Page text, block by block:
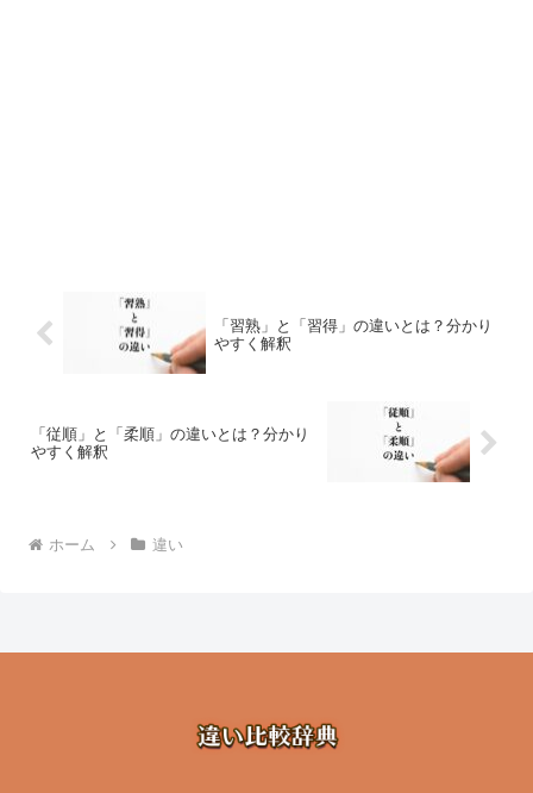
「習熟」と「習得」の違いとは？分かり
やすく解釈
「従順」と「柔順」の違いとは？分かり
やすく解釈
ホーム 違い